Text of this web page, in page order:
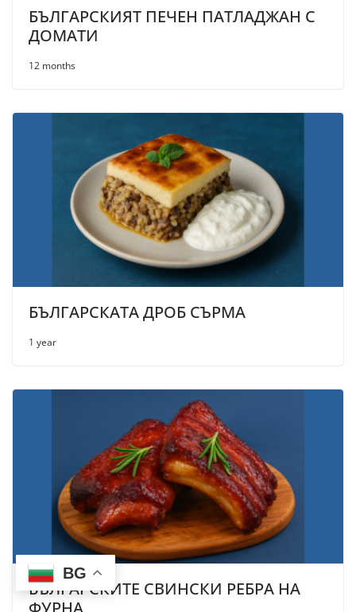
БЪЛГАРСКИЯТ ПЕЧЕН ПАТЛАДЖАН С
ДОМАТИ
12 months
БЪЛГАРСКАТА ДРОБ СЪРМА
1 year
БЪЛГАРСКИТЕ СВИНСКИ РЕБРА НА
ФУРНА
BG